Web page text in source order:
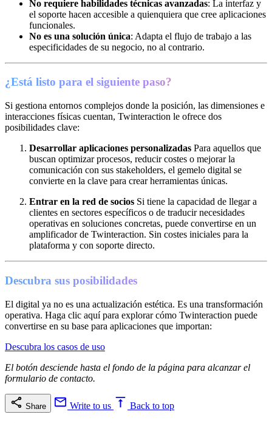
No requiere habilidades técnicas avanzadas: La interfaz y
el soporte hacen accesible a quienquiera que cree aplicaciones
funcionales.
No es una solución única: Adapta el flujo de trabajo a las
especificidades de su negocio, no al contrario.
¿Está listo para el siguiente paso?
Si gestiona entornos complejos donde la posición, las dimensiones e
interacciones físicas cuentan, Twinteraction le ofrece dos
posibilidades clave:
Desarrollar aplicaciones personalizadas Para aquellos que
buscan optimizar procesos, reducir costes o mejorar la
comunicación con sus stakeholders, el gemelo digital se
convierte en la clave para crear herramientas únicas.
Entrar en la red de socios Si tiene la capacidad de llegar a
clientes en sectores específicos o de traducir necesidades
operativas en soluciones concretas, puede convertirse en un
amplificador de Twinteraction. Sin costes iniciales para la
plataforma y con soporte directo.
Descubra sus posibilidades
El digital ya no es una actualización estética. Es una transformación
operativa. Haga clic aquí para explorar cómo Twinteraction puede
convertirse en su base para aplicaciones que importan:
Descubra los casos de uso
El botón desciende hasta el fondo de la página para alcanzar el
formulario de contacto.
Share Write to us Back to top